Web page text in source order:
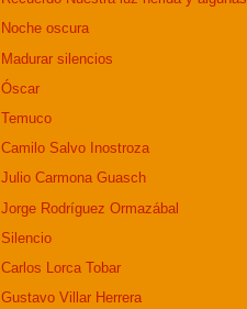
Noche oscura
Madurar silencios
Óscar
Temuco
Camilo Salvo Inostroza
Julio Carmona Guasch
Jorge Rodríguez Ormazábal
Silencio
Carlos Lorca Tobar
Gustavo Villar Herrera